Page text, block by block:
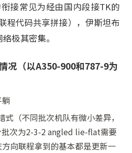
接常见为经由国内段接TK的
程代码共享拼接），伊斯坦布
极其密集。
况（以A350-900和787-9为
（不同批次机队有微小差异，
批次为2-3-2 angled lie-flat需要
向联程拿到的基本都是更新一